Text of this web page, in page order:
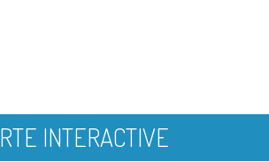
INTERACTIVE